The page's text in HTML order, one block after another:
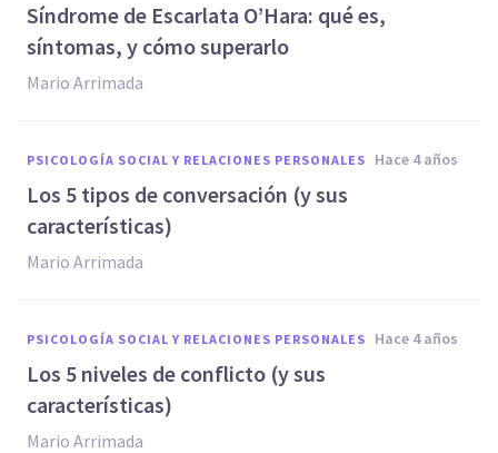
Síndrome de Escarlata O’Hara: qué es,
síntomas, y cómo superarlo
Mario Arrimada
PSICOLOGÍA SOCIAL Y RELACIONES PERSONALES hace 4 años
Los 5 tipos de conversación (y sus
características)
Mario Arrimada
PSICOLOGÍA SOCIAL Y RELACIONES PERSONALES hace 4 años
Los 5 niveles de conflicto (y sus
características)
Mario Arrimada